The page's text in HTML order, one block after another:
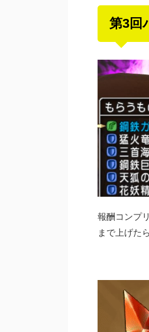
第3回
報酬コンプ
まで上げた